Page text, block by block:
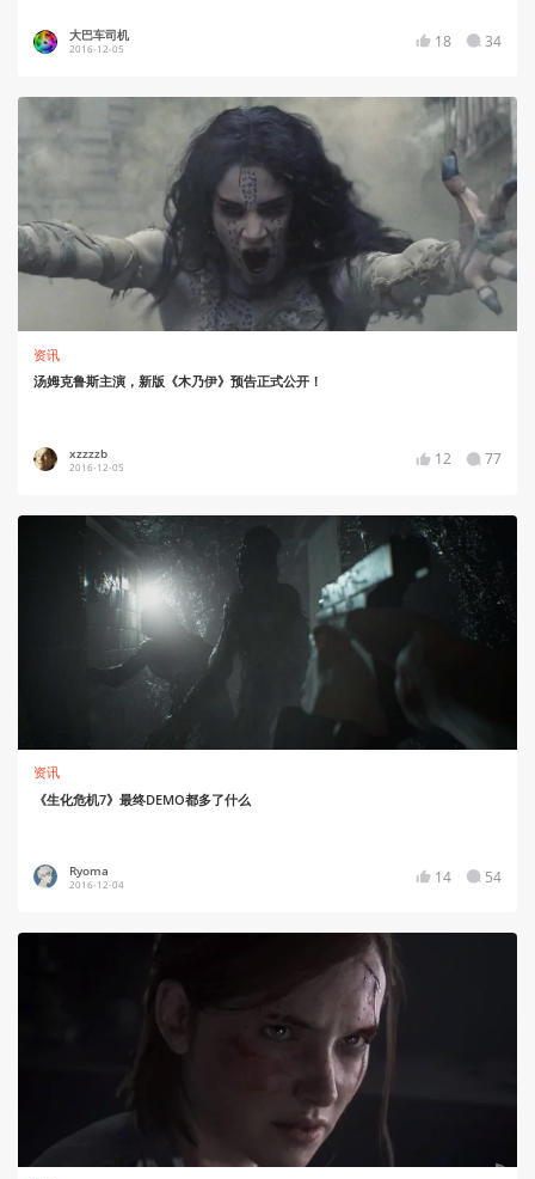
大巴车司机
2016-12-05 18 34
资讯
汤姆克鲁斯主演，新版《木乃伊》预告正式公开！
xzzzzb
2016-12-05 12 77
资讯
《生化危机7》最终DEMO都多了什么
Ryoma
2016-12-04 14 54